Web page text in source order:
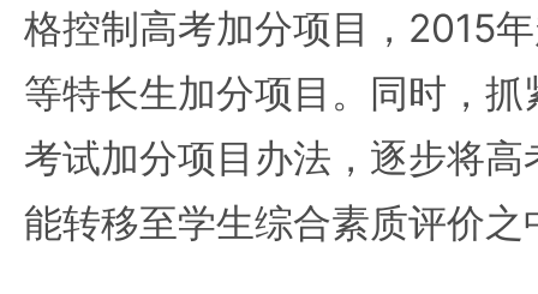
格控制高考加分项目，2015
等特长生加分项目。同时，
考试加分项目办法，逐步将
能转移至学生综合素质评价之